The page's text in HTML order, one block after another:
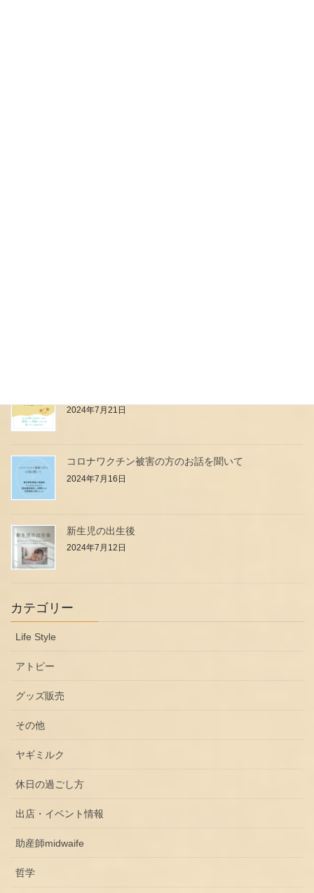
2024年7月21日
コロナワクチン被害の方のお話を聞いて
2024年7月16日
新生児の出生後
2024年7月12日
カテゴリー
Life Style
アトピー
グッズ販売
その他
ヤギミルク
休日の過ごし方
出店・イベント情報
助産師midwaife
哲学